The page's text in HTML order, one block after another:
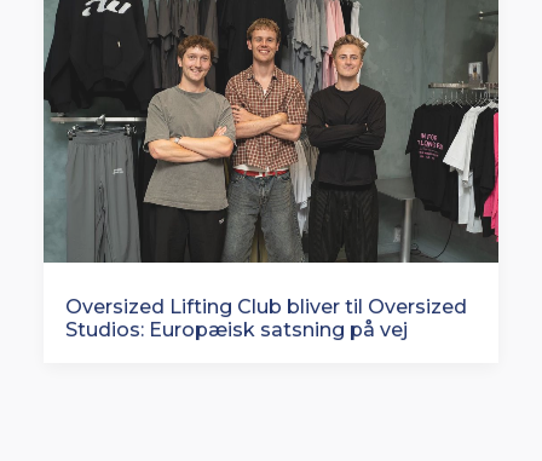
Oversized Lifting Club bliver til Oversized
Studios: Europæisk satsning på vej